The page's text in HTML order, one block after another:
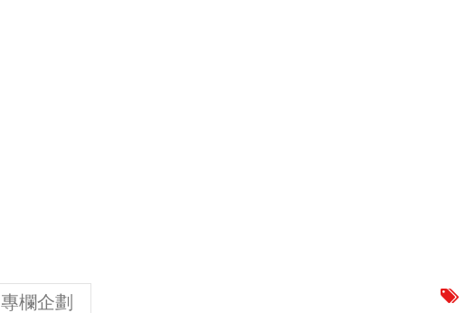
專欄企劃